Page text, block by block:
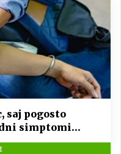
saj pogosto
simptomi